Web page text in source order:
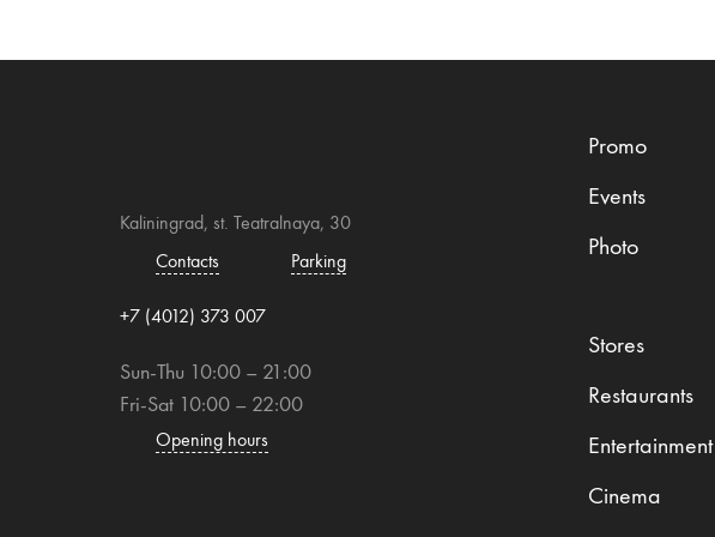
Kaliningrad, st. Teatralnaya, 30
Contacts
Parking
+7 (4012) 373 007
Sun-Thu 10:00 – 21:00
Fri-Sat 10:00 – 22:00
Opening hours
Promo
Events
Photo
Stores
Restaurants
Entertainment
Cinema